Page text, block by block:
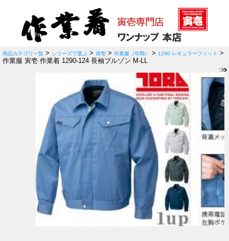
商品カテゴリ一覧 > シリーズで選ぶ > 寅壱 > 作業服（年間） > 1290 レギュラーフィット >
作業服 寅壱 作業着 1290-124 長袖ブルゾン M-LL